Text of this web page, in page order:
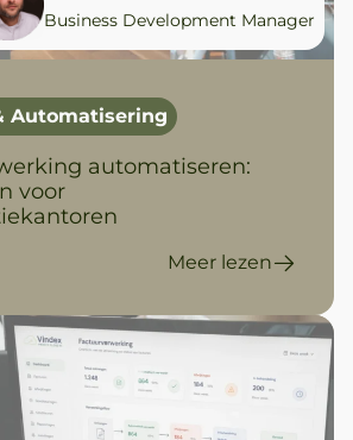
Business Development Manager
Automatisering
automatiseren:
voor
Meer lezen